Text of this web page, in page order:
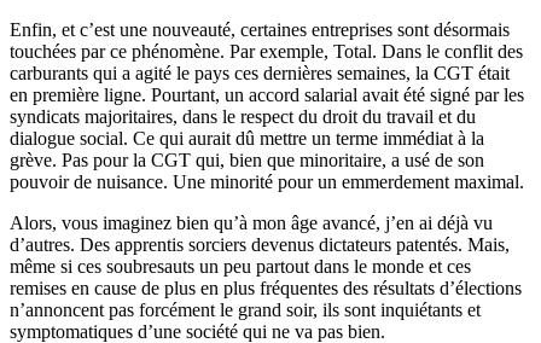
Enfin, et c’est une nouveauté, certaines entreprises sont désormais
touchées par ce phénomène. Par exemple, Total. Dans le conflit des
carburants qui a agité le pays ces dernières semaines, la CGT était
en première ligne. Pourtant, un accord salarial avait été signé par les
syndicats majoritaires, dans le respect du droit du travail et du
dialogue social. Ce qui aurait dû mettre un terme immédiat à la
grève. Pas pour la CGT qui, bien que minoritaire, a usé de son
pouvoir de nuisance. Une minorité pour un emmerdement maximal.
Alors, vous imaginez bien qu’à mon âge avancé, j’en ai déjà vu
d’autres. Des apprentis sorciers devenus dictateurs patentés. Mais,
même si ces soubresauts un peu partout dans le monde et ces
remises en cause de plus en plus fréquentes des résultats d’élections
n’annoncent pas forcément le grand soir, ils sont inquiétants et
symptomatiques d’une société qui ne va pas bien.